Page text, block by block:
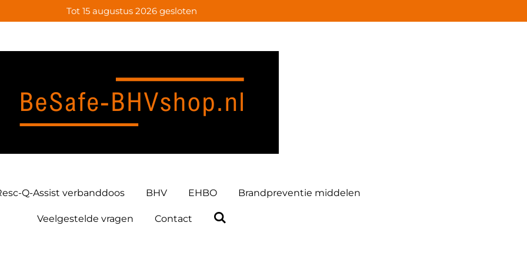
Tot 15 augustus 2026 gesloten
Q-Assist verbanddoos BHV EHBO Brandpreventie middelen
Veelgestelde vragen Contact